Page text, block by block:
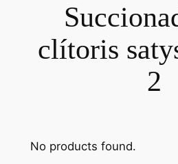
clítoris
2
No products found.